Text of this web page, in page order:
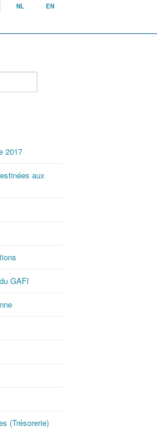
votre langue
NL EN
2017
aux
GAFI
(Trésorerie)